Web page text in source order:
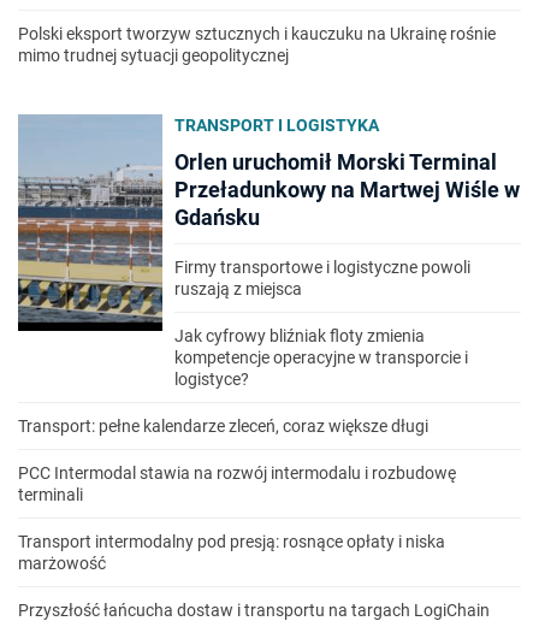
Polski eksport tworzyw sztucznych i kauczuku na Ukrainę rośnie
mimo trudnej sytuacji geopolitycznej
TRANSPORT I LOGISTYKA
Orlen uruchomił Morski Terminal
Przeładunkowy na Martwej Wiśle w
Gdańsku
Firmy transportowe i logistyczne powoli
ruszają z miejsca
Jak cyfrowy bliźniak floty zmienia
kompetencje operacyjne w transporcie i
logistyce?
Transport: pełne kalendarze zleceń, coraz większe długi
PCC Intermodal stawia na rozwój intermodalu i rozbudowę
terminali
Transport intermodalny pod presją: rosnące opłaty i niska
marżowość
Przyszłość łańcucha dostaw i transportu na targach LogiChain